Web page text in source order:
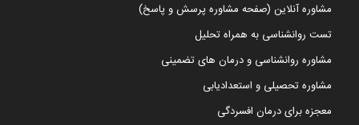
مشاوره آنلاین (صفحه مشاوره پرسش و پاسخ)
تست روانشناسی به همراه تحلیل
مشاوره روانشناسی و درمان های تضمینی
مشاوره تحصیلی و استعدادیابی
معجزه برای درمان افسردگی